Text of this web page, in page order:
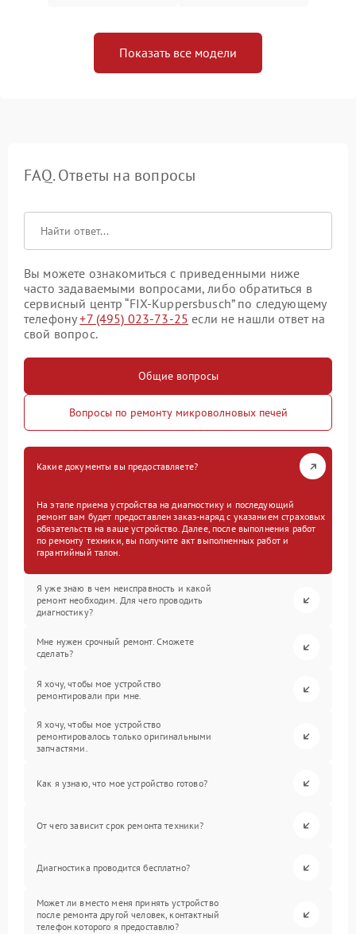
Показать все модели
FAQ. Ответы на вопросы
Вы можете ознакомиться с приведенными ниже
часто задаваемыми вопросами, либо обратиться в
сервисный центр “FIX-Kuppersbusch” по следующему
телефону+7 (495) 023-73-25 если не нашли ответ на
свой вопрос.
Общие вопросы
Вопросы по ремонту микроволновых печей
Какие документы вы предоставляете?
На этапе приема устройства на диагностику и последующий
ремонт вам будет предоставлен заказ-наряд с указанием страховых
обязательств на ваше устройство. Далее, после выполнения работ
по ремонту техники, вы получите акт выполненных работ и
гарантийный талон.
Я уже знаю в чем неисправность и какой
ремонт необходим. Для чего проводить
диагностику?
Мне нужен срочный ремонт. Сможете
сделать?
Я хочу, чтобы мое устройство
ремонтировали при мне.
Я хочу, чтобы мое устройство
ремонтировалось только оригинальными
запчастями.
Как я узнаю, что мое устройство готово?
От чего зависит срок ремонта техники?
Диагностика проводится бесплатно?
Может ли вместо меня принять устройство
после ремонта другой человек, контактный
телефон которого я предоставлю?